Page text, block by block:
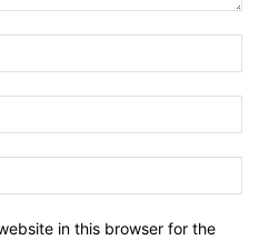
in this browser for the